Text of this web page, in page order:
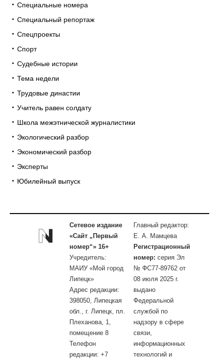
Специальные номера
Специальный репортаж
Спецпроекты
Спорт
Судебные истории
Тема недели
Трудовые династии
Учитель равен солдату
Школа межэтнической журналистики
Экологический разбор
Экономический разбор
Эксперты
Юбилейный выпуск
Сетевое издание
«Сайт „Первый
номер“» 16+
Учредитель:
МАИУ «Мой город
Липецк»
Адрес редакции:
398050, Липецкая
обл., г. Липецк, пл.
Плеханова, 1,
помещение 8
Телефон
редакции: +7
Главный редактор:
Е. А. Мамцева
Регистрационный
номер: серия Эл
№ ФС77-89762 от
08 июля 2025 г.
выдано
Федеральной
службой по
надзору в сфере
связи,
информационных
технологий и